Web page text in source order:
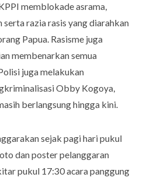
memblokade asrama,
razia rasis yang diarahkan
Papua. Rasisme juga
membenarkan semua
juga melakukan
Obby Kogoya,
berlangsung hingga kini.
sejak pagi hari pukul
dan poster pelanggaran
pukul 17:30 acara panggung